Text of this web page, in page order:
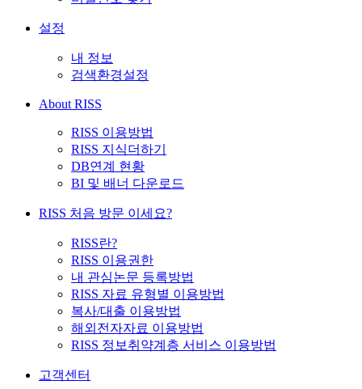
설정
내 정보
검색환경설정
About RISS
RISS 이용방법
RISS 지식더하기
DB연계 현황
BI 및 배너 다운로드
RISS 처음 방문 이세요?
RISS란?
RISS 이용권한
내 관심논문 등록방법
RISS 자료 유형별 이용방법
복사/대출 이용방법
해외전자자료 이용방법
RISS 정보취약계층 서비스 이용방법
고객센터